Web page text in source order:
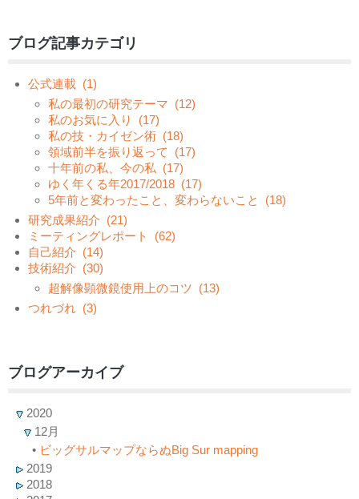
ブログ記事カテゴリ
公式連載 (1)
私の最初の研究テーマ (12)
私のお気に入り
(17)
私の技・カイゼン術 (18)
領域前半を振り返って
(17)
十年前の私、今の私 (17)
ゆく年くる年2017/2018 (17)
5年前と変わったこと、変わらないこと
(18)
研究成果紹介 (21)
ミーティングレポート
(62)
自己紹介 (14)
技術紹介 (30)
超解像顕微鏡使用上のコツ (13)
つれづれ (3)
ブログアーカイブ
2020
12月
• ビッグサルマップならぬBig Sur mapping
2019
2018